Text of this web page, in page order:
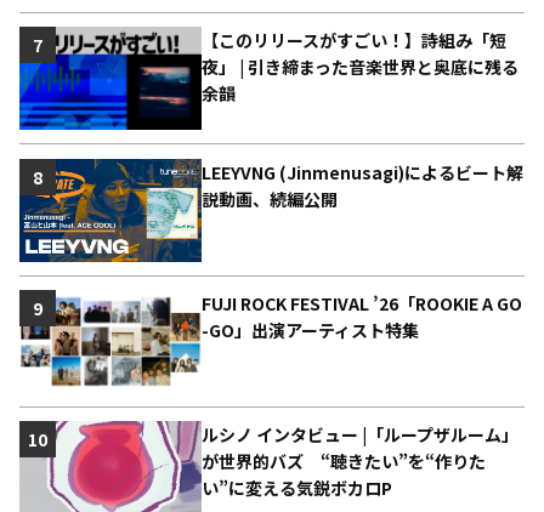
【このリリースがすごい！】詩組み「短
夜」 | 引き締まった音楽世界と奥底に残る
余韻
7
LEEYVNG (Jinmenusagi)によるビート解
説動画、続編公開
8
FUJI ROCK FESTIVAL ’26「ROOKIE A GO
-GO」出演アーティスト特集
9
ルシノ インタビュー |「ループザルーム」
が世界的バズ “聴きたい”を“作りた
い”に変える気鋭ボカロP
10